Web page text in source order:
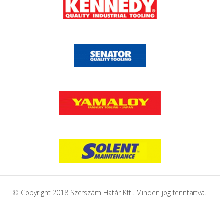
© Copyright 2018 Szerszám Határ Kft.. Minden jog fenntartva..